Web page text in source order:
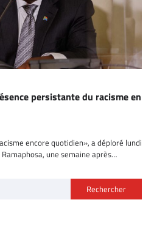
persistante du racisme en
encore quotidien», a déploré lundi
une semaine après…
Rechercher